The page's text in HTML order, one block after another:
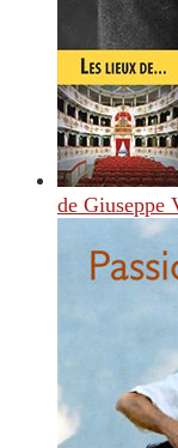
de Giuseppe